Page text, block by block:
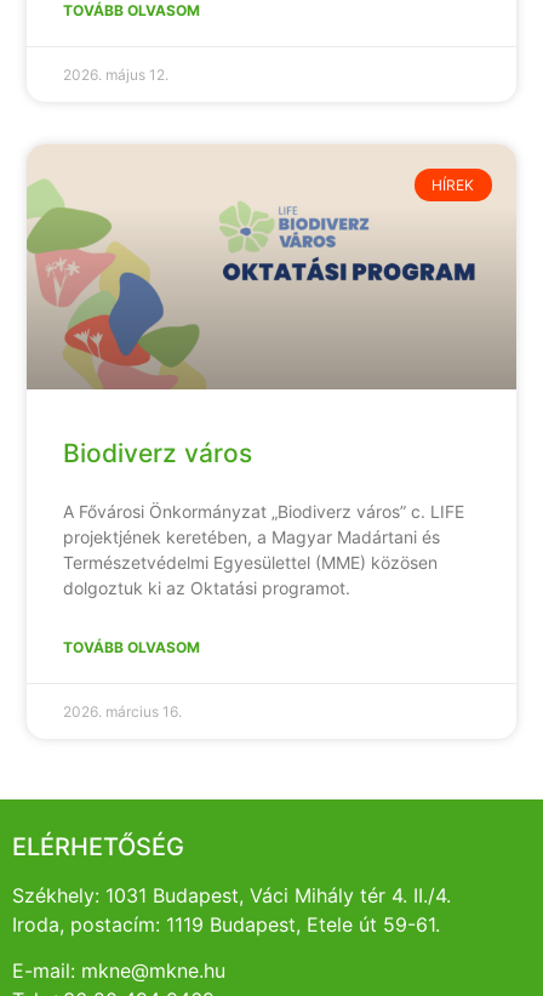
TOVÁBB OLVASOM
2026. május 12.
HÍREK
Biodiverz város
A Fővárosi Önkormányzat „Biodiverz város” c. LIFE
projektjének keretében, a Magyar Madártani és
Természetvédelmi Egyesülettel (MME) közösen
dolgoztuk ki az Oktatási programot.
TOVÁBB OLVASOM
2026. március 16.
ELÉRHETŐSÉG
Székhely: 1031 Budapest, Váci Mihály tér 4. II./4.
Iroda, postacím: 1119 Budapest, Etele út 59-61.
E-mail: mkne@mkne.hu